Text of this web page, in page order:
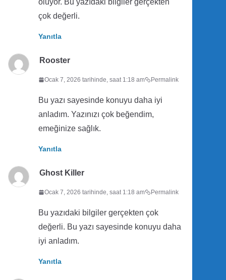
çok değerli.
Yanıtla
Rooster
Ocak 7, 2026 tarihinde, saat 1:18 am Permalink
Bu yazı sayesinde konuyu daha iyi
anladım. Yazınızı çok beğendim,
emeğinize sağlık.
Yanıtla
Ghost Killer
Ocak 7, 2026 tarihinde, saat 1:18 am Permalink
Bu yazıdaki bilgiler gerçekten çok
değerli. Bu yazı sayesinde konuyu daha
iyi anladım.
Yanıtla